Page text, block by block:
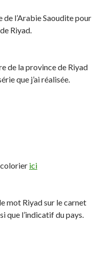
de l’Arabie Saoudite pour
Riyad.
de la province de Riyad
que j’ai réalisée.
colorier ici
mot Riyad sur le carnet
que l’indicatif du pays.